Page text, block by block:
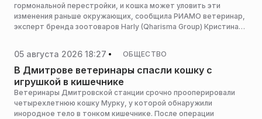
гормональной перестройки, и кошка может уловить эти
изменения раньше окружающих, сообщила РИАМО ветеринар,
эксперт бренда зоотоваров Harly (Qharisma Group) Кристина
05 августа 2026 18:27 ОБЩЕСТВО
В Дмитрове ветеринары спасли кошку с
игрушкой в кишечнике
Ветеринары Дмитровской станции срочно прооперировали
четырехлетнюю кошку Мурку, у которой обнаружили
инородное тело в тонком кишечнике. После операции